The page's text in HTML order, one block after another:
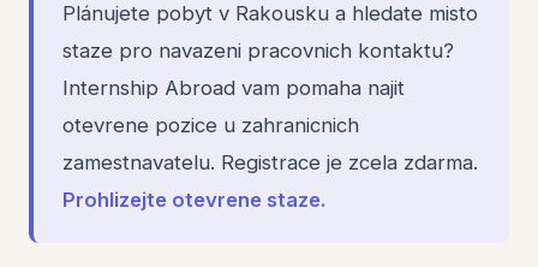
Plánujete pobyt v Rakousku a hledate misto
staze pro navazeni pracovnich kontaktu?
Internship Abroad vam pomaha najit
otevrene pozice u zahranicnich
zamestnavatelu. Registrace je zcela zdarma.
Prohlizejte otevrene staze.